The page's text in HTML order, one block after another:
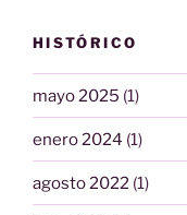
HISTÓRICO
mayo 2025 (1)
enero 2024 (1)
agosto 2022 (1)